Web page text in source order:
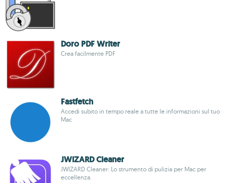
Doro PDF Writer
Crea facilmente PDF
Fastfetch
Accedi subito in tempo reale a tutte le informazioni sul tuo
Mac
JWIZARD Cleaner
JWIZARD Cleaner: Lo strumento di pulizia per Mac per
eccellenza.